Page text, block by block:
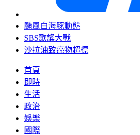
颱風白海豚動態
SBS歌謠大戰
沙拉油致癌物超標
首頁
即時
生活
政治
娛樂
國際